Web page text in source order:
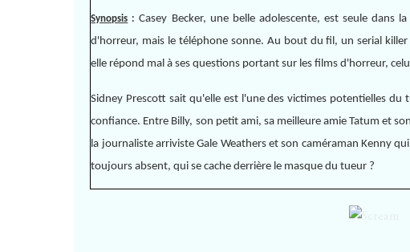
Synopsis : Casey Becker, une belle adolescente, est seule dans
d'horreur, mais le téléphone sonne. Au bout du fil, un serial
elle répond mal à ses questions portant sur les films d'horreur,
Sidney Prescott sait qu'elle est l'une des victimes potentielles
confiance. Entre Billy, son petit ami, sa meilleure amie Tatum et
la journaliste arriviste Gale Weathers et son caméraman Kenny
toujours absent, qui se cache derrière le masque du tueur ?